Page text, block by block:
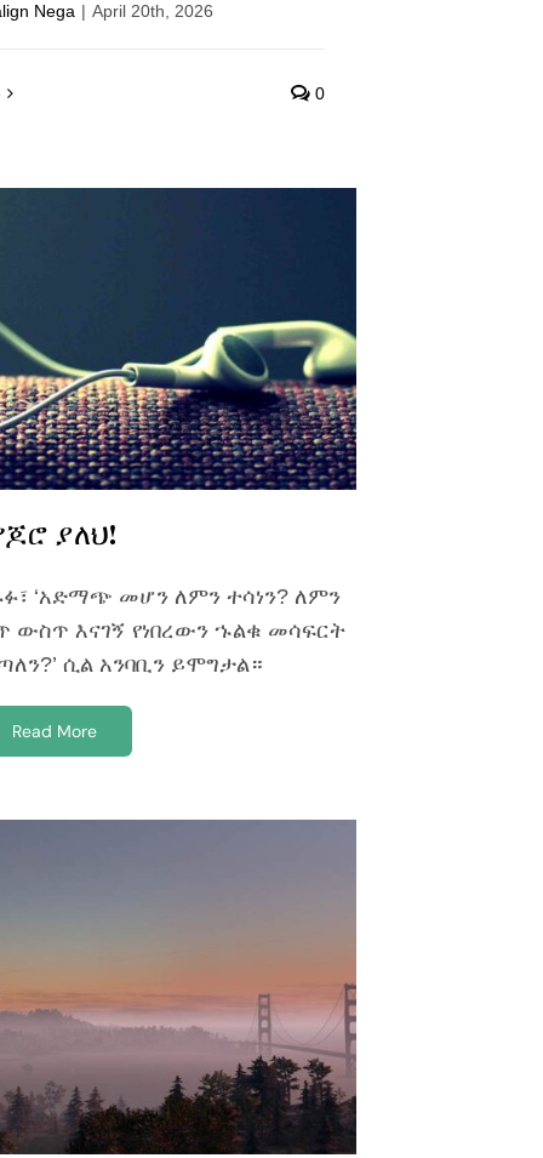
Nega | April 20th, 2026
0
ያለህ!
‘አድማጭ መሆን ለምን ተሳነን? ለምን
ውስጥ እናገኝ የነበረውን ኁልቁ መሳፍርት
ሲል አንባቢን ይሞግታል።
Read More